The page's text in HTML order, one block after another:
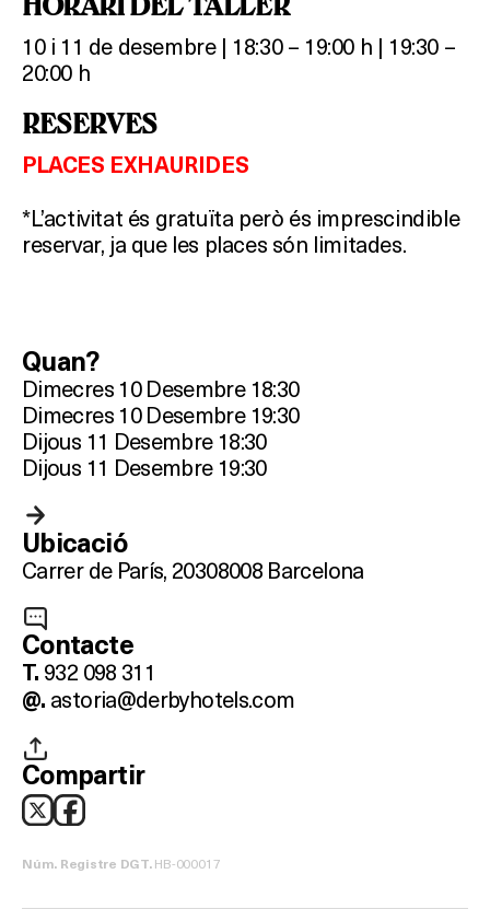
Què vols fer?
TERRASSES
BARS
SPAS
SALES
Activitats
On?
10 i 11 de desembre | 18:30 – 19:00 h | 19:30 –
20:00 h
RESERVES
PLACES EXHAURIDES
*L’activitat és gratuïta però és imprescindible
reservar, ja que les places són limitades.
Quan?
Dimecres 10 Desembre 18:30
Dimecres 10 Desembre 19:30
Dijous 11 Desembre 18:30
Dijous 11 Desembre 19:30
Ubicació
Carrer de París, 20308008 Barcelona
Contacte
T. 932 098 311
@. astoria@derbyhotels.com
Compartir
Núm. Registre DGT. HB-000017